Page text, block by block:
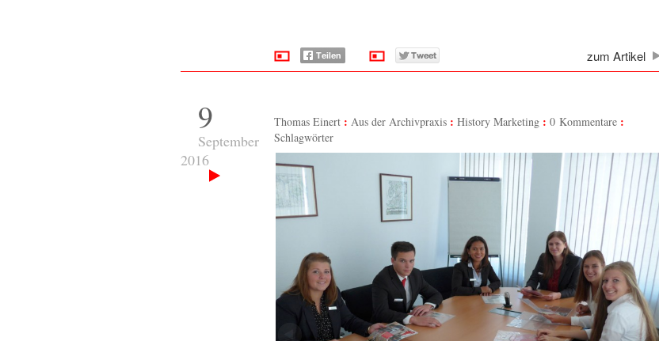
zum Artikel
9
September
2016
Thomas Einert Aus der Archivpraxis History Marketing
0 Kommentare
Schlagwörter